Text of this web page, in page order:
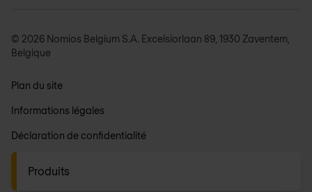
Produits
© 2026 Nomios Belgium S.A. Excelsiorlaan 89, 1930 Zaventem,
Belgique
Plan du site
Informations légales
Déclaration de confidentialité